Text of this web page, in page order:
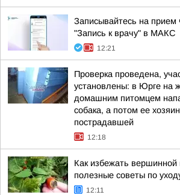
Записывайтесь на прием
"Запись к врачу" в МАКС
12:21
Проверка проведена,
установлены: в Юрге на
домашним питомцем
собака, а потом ее
пострадавшей
12:18
Как избежать вершинной
полезные советы по
12:11